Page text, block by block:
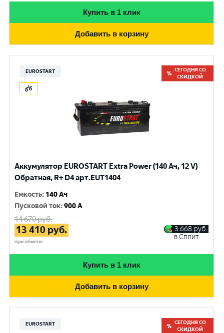
Купить в 1 клик
Добавить в корзину
EUROSTART
СЕГОДНЯ СО
СКИДКОЙ
Аккумулятор EUROSTART Extra Power (140 Ач, 12 V)
Обратная, R+ D4 арт.EUT1404
Емкость: 140 Ач
Пусковой ток:900 A
14 670руб.
13 410 руб.
при обмене
3 668 руб.
в Сплит
Купить в 1 клик
Добавить в корзину
EUROSTART
СЕГОДНЯ СО
СКИДКОЙ